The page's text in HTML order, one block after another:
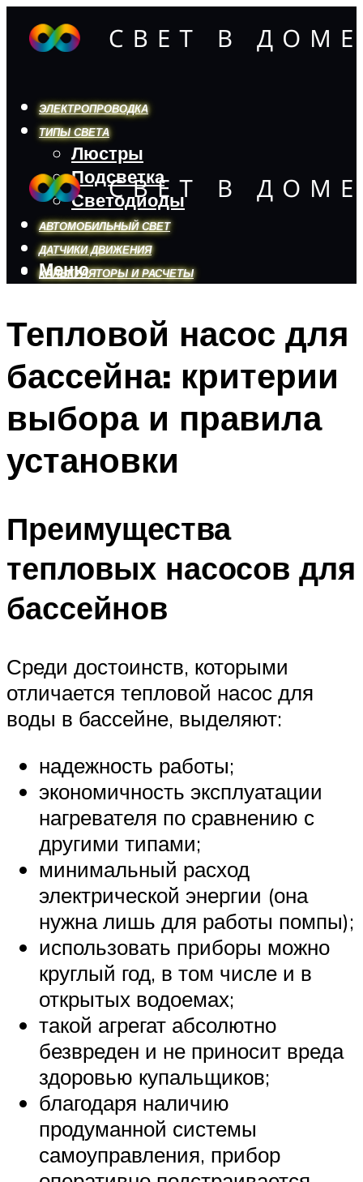
ЭЛЕКТРОПРОВОДКА
ТИПЫ СВЕТА
Люстры
Подсветка
Светодиоды
АВТОМОБИЛЬНЫЙ СВЕТ
ДАТЧИКИ ДВИЖЕНИЯ
КАЛЬКУЛЯТОРЫ И РАСЧЕТЫ
Меню
Меню
Тепловой насос для
бассейна: критерии
выбора и правила
установки
Преимущества
тепловых насосов для
бассейнов
Среди достоинств, которыми
отличается тепловой насос для
воды в бассейне, выделяют:
надежность работы;
экономичность эксплуатации
нагревателя по сравнению с
другими типами;
минимальный расход
электрической энергии (она
нужна лишь для работы помпы);
использовать приборы можно
круглый год, в том числе и в
открытых водоемах;
такой агрегат абсолютно
безвреден и не приносит вреда
здоровью купальщиков;
благодаря наличию
продуманной системы
самоуправления, прибор